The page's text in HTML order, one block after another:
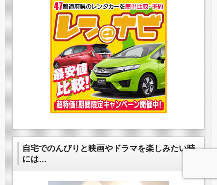
自宅でのんびりと映画やドラマを楽しみたい時
には…